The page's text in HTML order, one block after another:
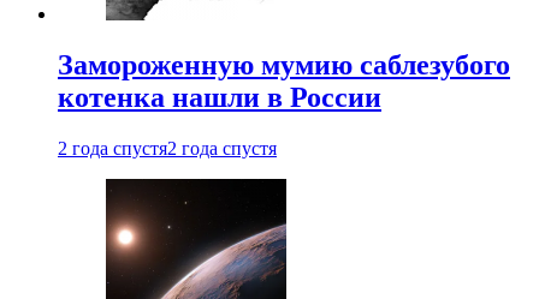
Замороженную мумию саблезубого
котенка нашли в России
2 года спустя2 года спустя